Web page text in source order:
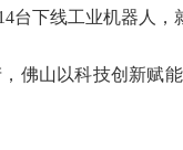
台下线工业机器人，
山以科技创新赋